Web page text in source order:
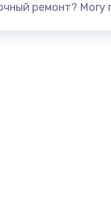
ремонт? Могу